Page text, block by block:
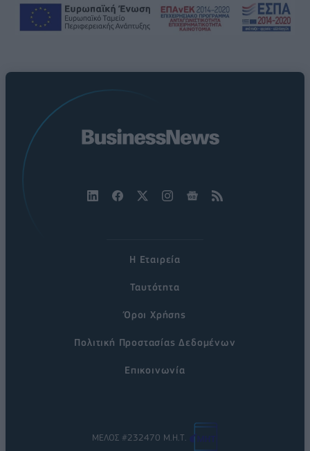
Η Εταιρεία
Ταυτότητα
Όροι Χρήσης
Πολιτική Προστασίας Δεδομένων
Επικοινωνία
ΜΕΛΟΣ #232470 Μ.Η.Τ.